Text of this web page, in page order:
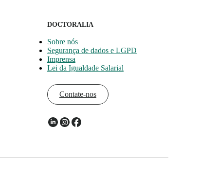
DOCTORALIA
Sobre nós
Segurança de dados e LGPD
Imprensa
Lei da Igualdade Salarial
Contate-nos